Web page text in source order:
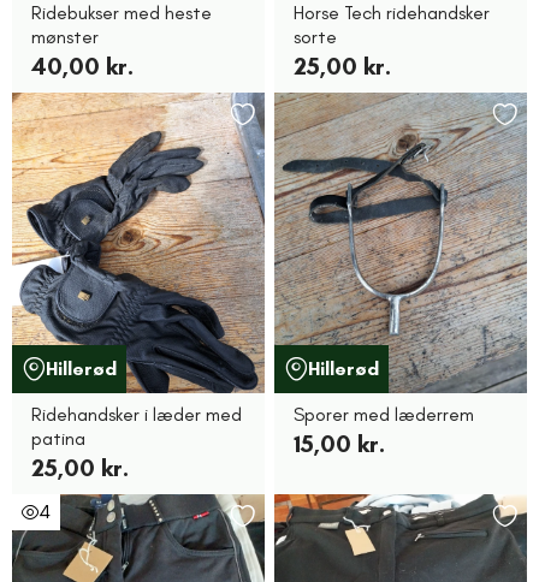
Ridebukser med heste
mønster
40,00 kr.
Horse Tech ridehandsker
sorte
25,00 kr.
Hillerød
Ridehandsker i læder med
patina
25,00 kr.
Hillerød
Sporer med læderrem
15,00 kr.
4